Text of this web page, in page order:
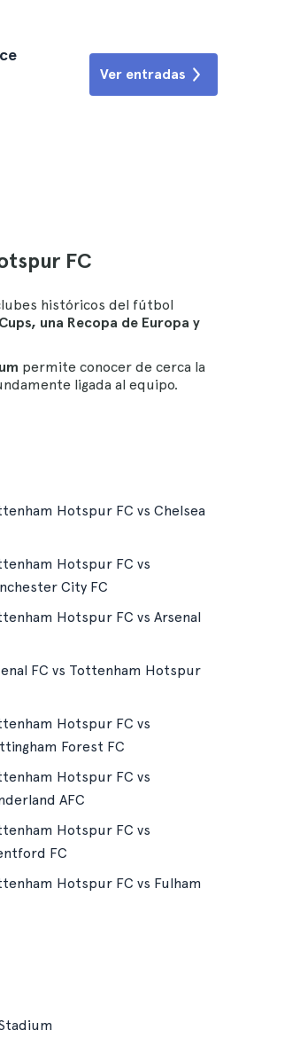
Ver entradas
FC
históricos del fútbol
una Recopa de Europa y
permite conocer de cerca la
ligada al equipo.
Hotspur FC vs Chelsea
Hotspur FC vs
City FC
Hotspur FC vs Arsenal
FC vs Tottenham Hotspur
Hotspur FC vs
Forest FC
Hotspur FC vs
AFC
Hotspur FC vs
FC
Hotspur FC vs Fulham